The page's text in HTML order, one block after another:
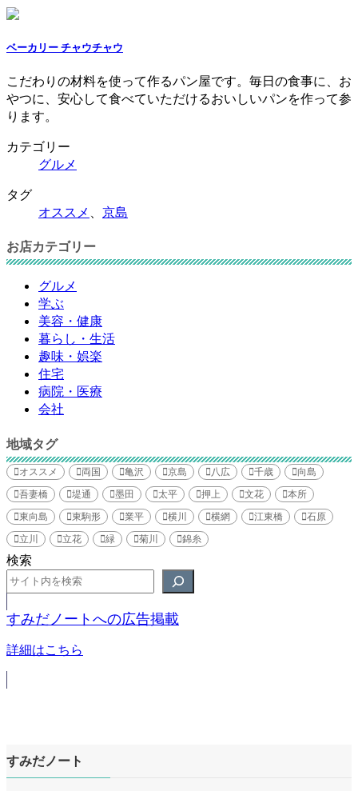
ベーカリー チャウチャウ
こだわりの材料を使って作るパン屋です。毎日の食事に、お
やつに、安心して食べていただけるおいしいパンを作って参
ります。
カテゴリー
グルメ
タグ
オススメ
京島
お店カテゴリー
グルメ
学ぶ
美容・健康
暮らし・生活
趣味・娯楽
住宅
病院・医療
会社
地域タグ
オススメ 両国 亀沢 京島 八広 千歳
向島
吾妻橋
堤通 墨田 太平 押上 文花
本所
東向島
東駒形 業平 横川 横網 江東橋
石原
立川
立花 緑 菊川 錦糸
検索
すみだノートへの広告掲載
詳細はこちら
すみだノート